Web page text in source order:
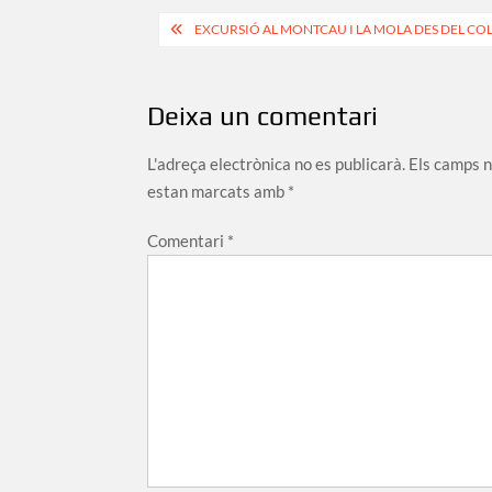
Navegació
EXCURSIÓ AL MONTCAU I LA MOLA DES DEL
Deixa un comentari
L'adreça electrònica no es publicarà. Els camps
estan marcats amb *
Comentari *